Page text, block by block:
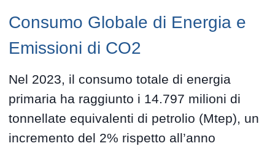
Consumo Globale di Energia e
Emissioni di CO2
Nel 2023, il consumo totale di energia
primaria ha raggiunto i 14.797 milioni di
tonnellate equivalenti di petrolio (Mtep), un
incremento del 2% rispetto all’anno